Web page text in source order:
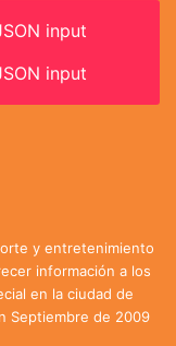
input
input
y entretenimiento
información a los
en la ciudad de
Septiembre de 2009